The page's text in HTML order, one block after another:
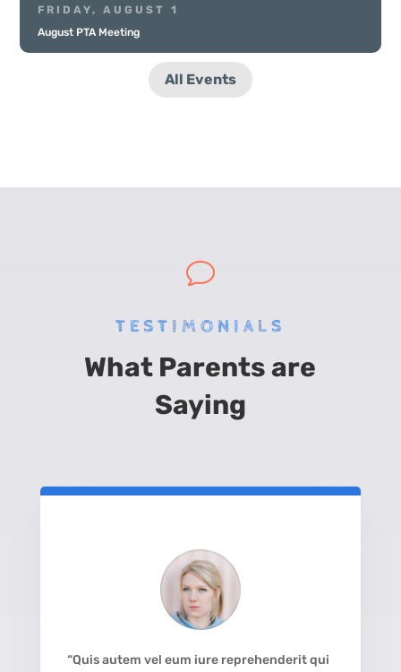
FRIDAY, AUGUST 1
August PTA Meeting
All Events
v
TESTIMONIALS
What Parents are
Saying
“Quis autem vel eum iure reprehenderit qui